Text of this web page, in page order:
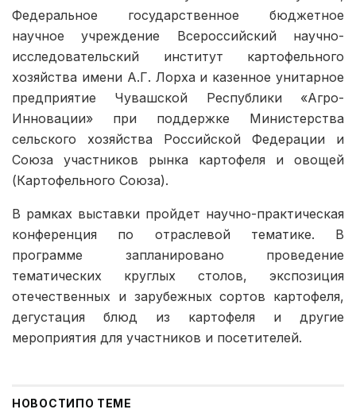
Федеральное государственное бюджетное
научное учреждение Всероссийский научно-
исследовательский институт картофельного
хозяйства имени А.Г. Лорха и казенное унитарное
предприятие Чувашской Республики «Агро-
Инновации» при поддержке Министерства
сельского хозяйства Российской Федерации и
Союза участников рынка картофеля и овощей
(Картофельного Союза).
В рамках выставки пройдет научно-практическая
конференция по отраслевой тематике. В
программе запланировано проведение
тематических круглых столов, экспозиция
отечественных и зарубежных сортов картофеля,
дегустация блюд из картофеля и другие
мероприятия для участников и посетителей.
НОВОСТИПО ТЕМЕ